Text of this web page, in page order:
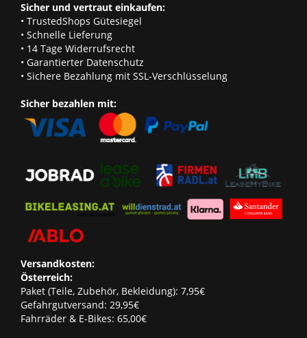
Sicher und vertraut einkaufen:
• TrustedShops Gütesiegel
• Schnelle Lieferung
• 14 Tage Widerrufsrecht
• Garantierter Datenschutz
• Sichere Bezahlung mit SSL-Verschlüsselung
Sicher bezahlen mit:
Versandkosten:
Österreich:
Paket (Teile, Zubehör, Bekleidung): 7,95€
Gefahrgutversand: 29,95€
Fahrräder & E-Bikes: 65,00€